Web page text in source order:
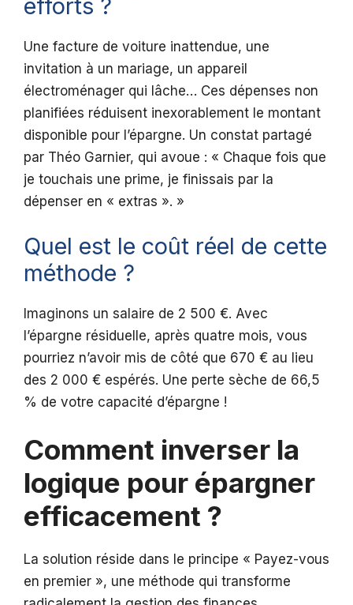
efforts ?
Une facture de voiture inattendue, une
invitation à un mariage, un appareil
électroménager qui lâche… Ces dépenses non
planifiées réduisent inexorablement le montant
disponible pour l’épargne. Un constat partagé
par Théo Garnier, qui avoue : « Chaque fois que
je touchais une prime, je finissais par la
dépenser en « extras ». »
Quel est le coût réel de cette
méthode ?
Imaginons un salaire de 2 500 €. Avec
l’épargne résiduelle, après quatre mois, vous
pourriez n’avoir mis de côté que 670 € au lieu
des 2 000 € espérés. Une perte sèche de 66,5
% de votre capacité d’épargne !
Comment inverser la
logique pour épargner
efficacement ?
La solution réside dans le principe « Payez-vous
en premier », une méthode qui transforme